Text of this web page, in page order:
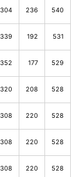
304 236 540
339 192 531
352 177 529
320 208 528
308 220 528
308 220 528
308 220 528